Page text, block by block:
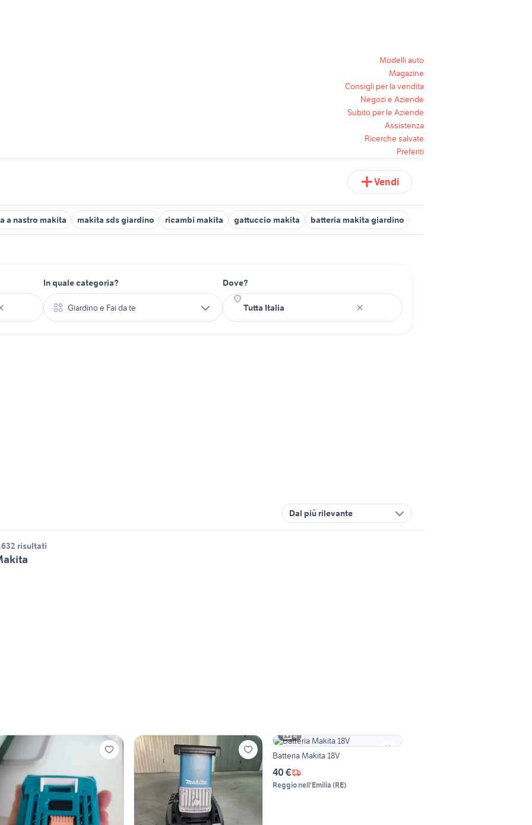
Modelli auto
Magazine
Consigli per la vendita
Negozi e Aziende
Subito per le Aziende
Assistenza
Ricerche salvate
Preferiti
Vendi
a nastro makita makita sds giardino ricambi makita gattuccio makita batteria makita giardino
In quale categoria?
Giardino e Fai da te
Dove?
Dal più rilevante
risultati
4
Batteria Makita 18V
40 €
Reggio nell'Emilia (RE)